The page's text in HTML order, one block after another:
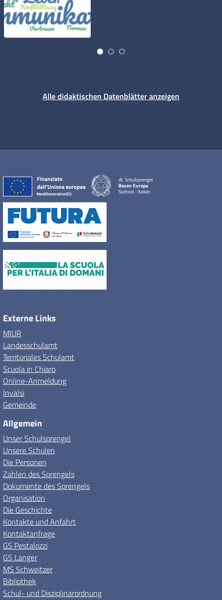
Alle didaktischen Datenblätter anzeigen
dt. Schulsprengel
Bozen Europa
Südtirol - Italien
Externe Links
MIUR
Landesschulamt
Territoriales Schulamt
Scuola in Chiaro
Online-Anmeldung
Invalsi
Gemeinde
Allgemein
Unser Schulsprengel
Unsere Schulen
Die Personen
Zahlen des Sprengels
Dokumente des Sprengels
Organisation
Die Geschichte
Kontakte und Anfahrt
Kontaktanfrage
GS Pestalozzi
GS Langer
MS Schweitzer
Bibliothek
Schul- und Disziplinarordnung